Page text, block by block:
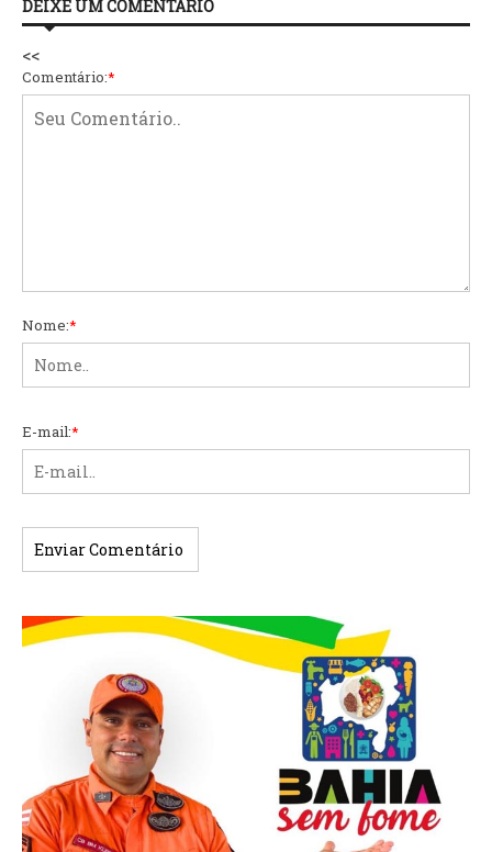
DEIXE UM COMENTÁRIO
<<
Comentário:*
Nome:*
E-mail:*